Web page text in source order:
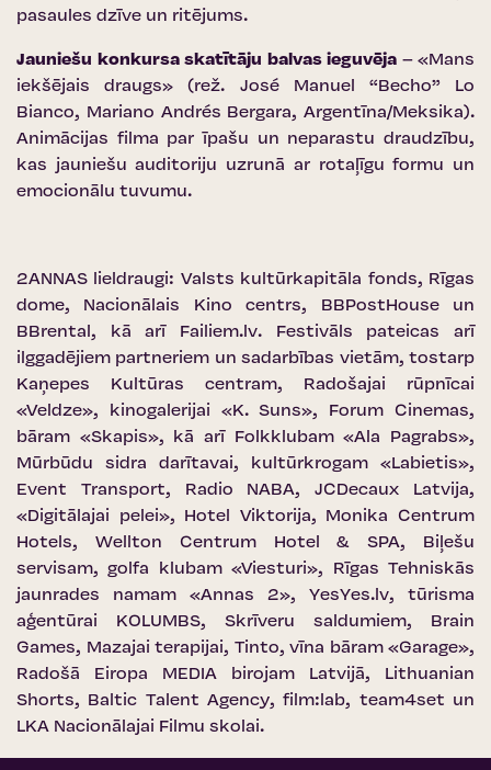
pasaules dzīve un ritējums.
Jauniešu konkursa skatītāju balvas ieguvēja – «Mans
iekšējais draugs» (rež. José Manuel “Becho” Lo
Bianco, Mariano Andrés Bergara, Argentīna/Meksika).
Animācijas filma par īpašu un neparastu draudzību,
kas jauniešu auditoriju uzrunā ar rotaļīgu formu un
emocionālu tuvumu.
2ANNAS lieldraugi: Valsts kultūrkapitāla fonds, Rīgas
dome, Nacionālais Kino centrs, BBPostHouse un
BBrental, kā arī Failiem.lv. Festivāls pateicas arī
ilggadējiem partneriem un sadarbības vietām, tostarp
Kaņepes Kultūras centram, Radošajai rūpnīcai
«Veldze», kinogalerijai «K. Suns», Forum Cinemas,
bāram «Skapis», kā arī Folkklubam «Ala Pagrabs»,
Mūrbūdu sidra darītavai, kultūrkrogam «Labietis»,
Event Transport, Radio NABA, JCDecaux Latvija,
«Digitālajai pelei», Hotel Viktorija, Monika Centrum
Hotels, Wellton Centrum Hotel & SPA, Biļešu
servisam, golfa klubam «Viesturi», Rīgas Tehniskās
jaunrades namam «Annas 2», YesYes.lv, tūrisma
aģentūrai KOLUMBS, Skrīveru saldumiem, Brain
Games, Mazajai terapijai, Tinto, vīna bāram «Garage»,
Radošā Eiropa MEDIA birojam Latvijā, Lithuanian
Shorts, Baltic Talent Agency, film:lab, team4set un
LKA Nacionālajai Filmu skolai.